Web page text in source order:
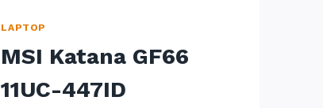
LAPTOP
MSI Katana GF66
11UC-447ID